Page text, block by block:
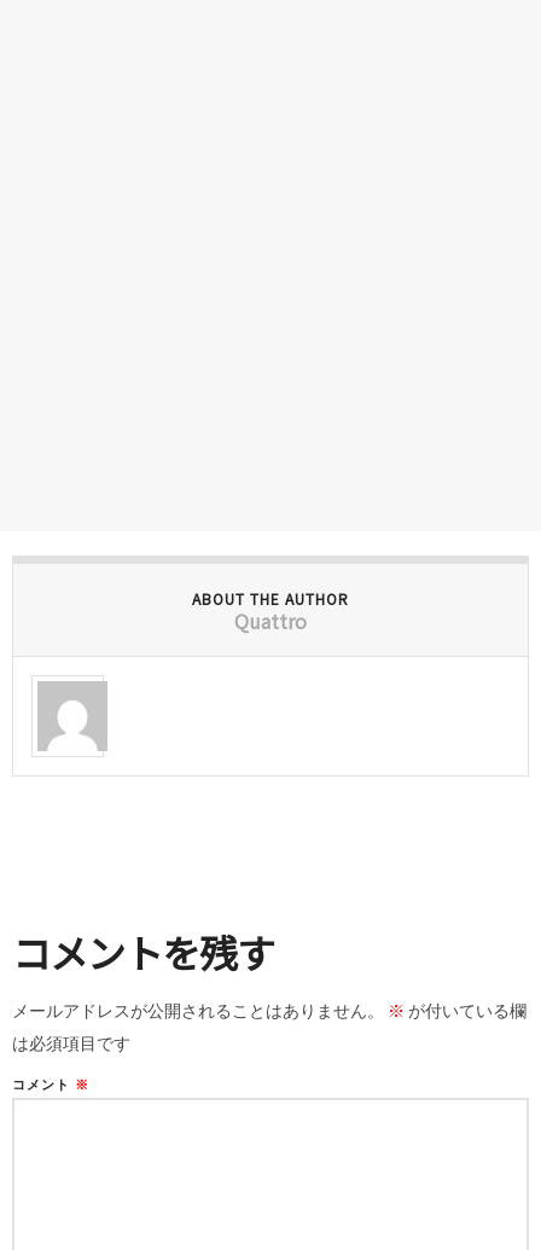
ABOUT THE AUTHOR
Quattro
コメントを残す
メールアドレスが公開されることはありません。 ※ が付いている欄
は必須項目です
コメント ※